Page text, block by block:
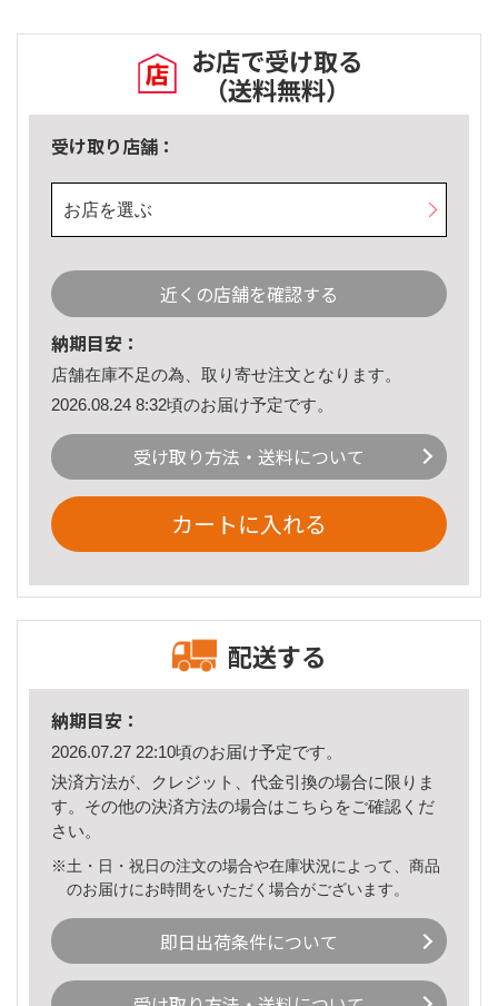
お店で受け取る
（送料無料）
受け取り店舗：
お店を選ぶ
近くの店舗を確認する
納期目安：
店舗在庫不足の為、取り寄せ注文となります。
2026.08.24 8:32頃のお届け予定です。
受け取り方法・送料について
カートに入れる
配送する
納期目安：
2026.07.27 22:10頃のお届け予定です。
決済方法が、クレジット、代金引換の場合に限りま
す。その他の決済方法の場合はこちら をご確認くだ
さい。
※土・日・祝日の注文の場合や在庫状況によって、商品
のお届けにお時間をいただく場合がございます。
即日出荷条件について